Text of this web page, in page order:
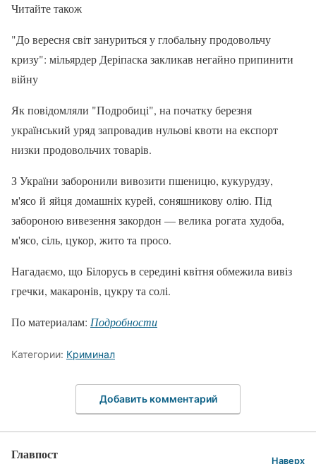
Читайте також
"До вересня світ зануриться у глобальну продовольчу
кризу": мільярдер Деріпаска закликав негайно припинити
війну
Як повідомляли "Подробиці", на початку березня
український уряд запровадив нульові квоти на експорт
низки продовольчих товарів.
З України заборонили вивозити пшеницю, кукурудзу,
м'ясо й яйця домашніх курей, соняшникову олію. Під
забороною вивезення закордон — велика рогата худоба,
м'ясо, сіль, цукор, жито та просо.
Нагадаємо, що Білорусь в середині квітня обмежила вивіз
гречки, макаронів, цукру та солі.
По материалам: Подробности
Категории: Криминал
Добавить комментарий
Главпост Наверх